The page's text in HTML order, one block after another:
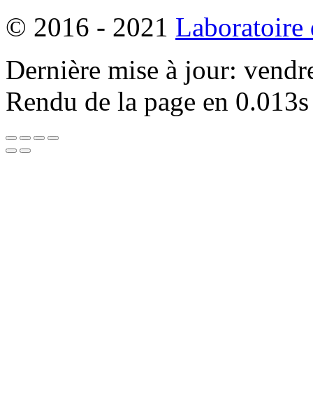
© 2016 - 2021 Laboratoire
Dernière mise à jour:
Rendu de la page en 0.013s